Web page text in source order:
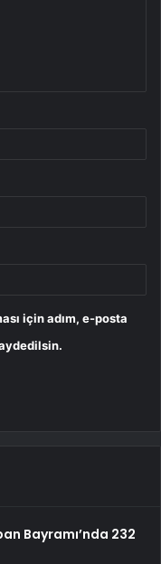
için adım, e-posta
Bayramı’nda 232